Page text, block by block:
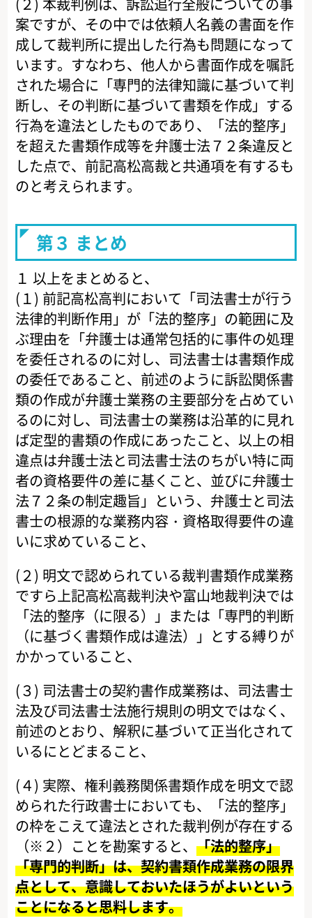
案ですが、その中では依頼人名義の書面を作
成して裁判所に提出した行為も問題になって
います。すなわち、他人から書面作成を嘱託
された場合に「専門的法律知識に基づいて判
断し、その判断に基づいて書類を作成」する
行為を違法としたものであり、「法的整序」
を超えた書類作成等を弁護士法７２条違反と
した点で、前記高松高裁と共通項を有するも
のと考えられます。
第３ まとめ
１ 以上をまとめると、
(１) 前記高松高判において「司法書士が行う
法律的判断作用」が「法的整序」の範囲に及
ぶ理由を「弁護士は通常包括的に事件の処理
を委任されるのに対し、司法書士は書類作成
の委任であること、前述のように訴訟関係書
類の作成が弁護士業務の主要部分を占めてい
るのに対し、司法書士の業務は沿革的に見れ
ば定型的書類の作成にあったこと、以上の相
違点は弁護士法と司法書士法のちがい特に両
者の資格要件の差に基くこと、並びに弁護士
法７２条の制定趣旨」という、弁護士と司法
書士の根源的な業務内容・資格取得要件の違
いに求めていること、
(２) 明文で認められている裁判書類作成業務
ですら上記高松高裁判決や富山地裁判決では
「法的整序（に限る）」または「専門的判断
（に基づく書類作成は違法）」とする縛りが
かかっていること、
(３) 司法書士の契約書作成業務は、司法書士
法及び司法書士法施行規則の明文ではなく、
前述のとおり、解釈に基づいて正当化されて
いるにとどまること、
(４) 実際、権利義務関係書類作成を明文で認
められた行政書士においても、「法的整序」
の枠をこえて違法とされた裁判例が存在する
（※２）ことを勘案すると、「法的整序」
「専門的判断」は、契約書類作成業務の限界
点として、意識しておいたほうがよいという
ことになると思料します。